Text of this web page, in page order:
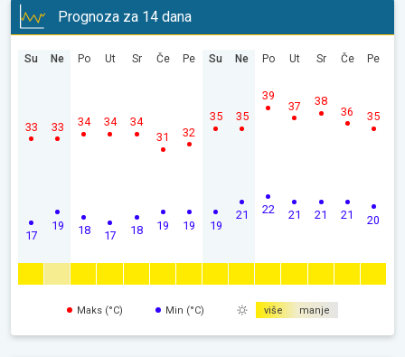
Prognoza za 14 dana
Su
17
33
Ne
19
33
Po
18
34
Ut
17
34
Sr
18
34
Če
19
31
Pe
19
32
Su
19
35
Ne
21
35
Po
22
39
Ut
21
37
Sr
21
38
Če
21
36
Pe
20
35
Maks (°C) Min (°C) više manje